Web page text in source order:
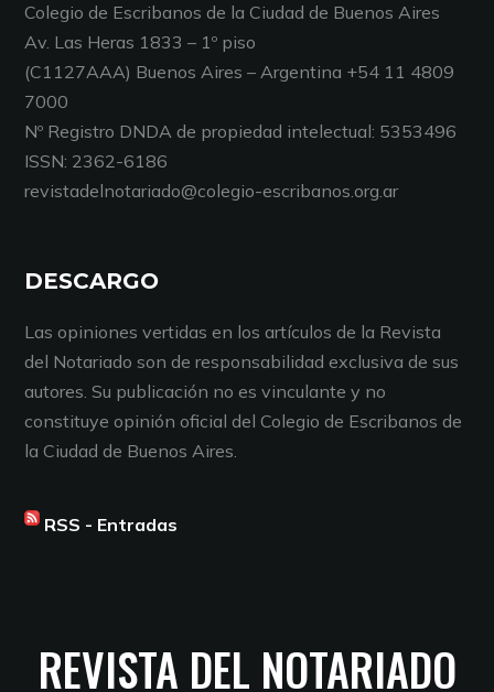
Colegio de Escribanos de la Ciudad de Buenos Aires
Av. Las Heras 1833 – 1º piso
(C1127AAA) Buenos Aires – Argentina +54 11 4809
7000
Nº Registro DNDA de propiedad intelectual: 5353496
ISSN: 2362-6186
revistadelnotariado@colegio-escribanos.org.ar
DESCARGO
Las opiniones vertidas en los artículos de la Revista
del Notariado son de responsabilidad exclusiva de sus
autores. Su publicación no es vinculante y no
constituye opinión oficial del Colegio de Escribanos de
la Ciudad de Buenos Aires.
RSS - Entradas
REVISTA DEL NOTARIADO